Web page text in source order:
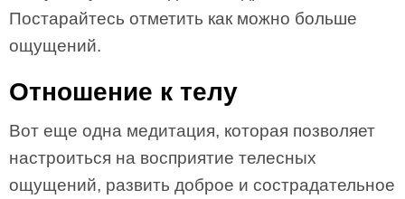
Постарайтесь отметить как можно больше
ощущений.
Отношение к телу
Вот еще одна медитация, которая позволяет
настроиться на восприятие телесных
ощущений, развить доброе и сострадательное